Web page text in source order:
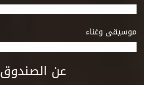
موسيقى وغناء
عن الصندوق